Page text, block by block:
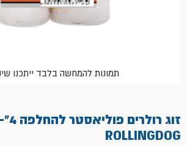
זוג רולרים פוליאסטר להחלפה 4"-
ROLLINGDOG
*תמונות להמחשה בלבד ייתכנו